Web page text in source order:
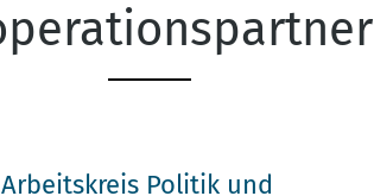
Arbeitskreis Politik und